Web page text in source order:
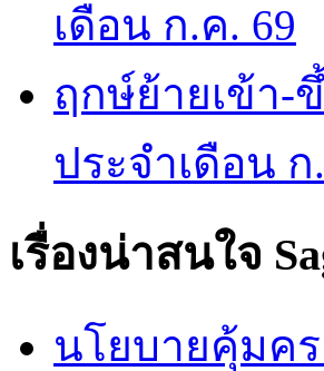
เดือน ก.ค. 69
ฤกษ์ย้ายเข้า-
ประจำเดือน ก
เรื่องน่าสนใจ
นโยบายคุ้มค